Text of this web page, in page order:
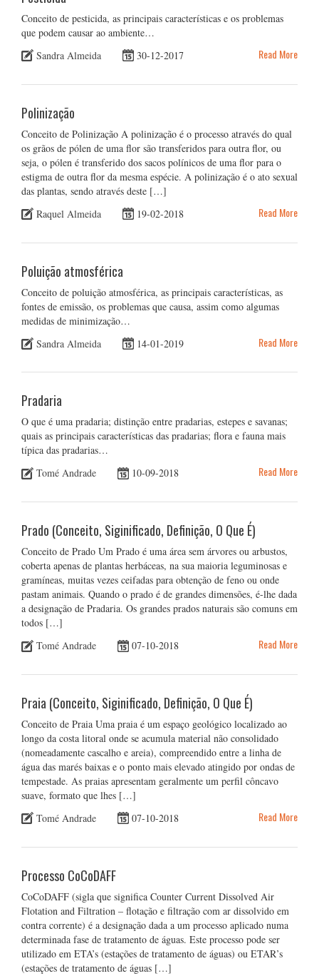
Conceito de pesticida, as principais características e os problemas
que podem causar ao ambiente…
Sandra Almeida
30-12-2017 Read More
Polinização
Conceito de Polinização A polinização é o processo através do qual
os grãos de pólen de uma flor são transferidos para outra flor, ou
seja, o pólen é transferido dos sacos polínicos de uma flor para o
estigma de outra flor da mesma espécie. A polinização é o ato sexual
das plantas, sendo através deste […]
Raquel Almeida
19-02-2018 Read More
Poluição atmosférica
Conceito de poluição atmosférica, as principais características, as
fontes de emissão, os problemas que causa, assim como algumas
medidas de minimização…
Sandra Almeida
14-01-2019 Read More
Pradaria
O que é uma pradaria; distinção entre pradarias, estepes e savanas;
quais as principais características das pradarias; flora e fauna mais
típica das pradarias…
Tomé Andrade
10-09-2018 Read More
Prado (Conceito, Siginificado, Definição, O Que É)
Conceito de Prado Um Prado é uma área sem árvores ou arbustos,
coberta apenas de plantas herbáceas, na sua maioria leguminosas e
gramíneas, muitas vezes ceifadas para obtenção de feno ou onde
pastam animais. Quando o prado é de grandes dimensões, é-lhe dada
a designação de Pradaria. Os grandes prados naturais são comuns em
todos […]
Tomé Andrade
07-10-2018 Read More
Praia (Conceito, Siginificado, Definição, O Que É)
Conceito de Praia Uma praia é um espaço geológico localizado ao
longo da costa litoral onde se acumula material não consolidado
(nomeadamente cascalho e areia), compreendido entre a linha de
água das marés baixas e o ponto mais elevado atingido por ondas de
tempestade. As praias apresentam geralmente um perfil côncavo
suave, formato que lhes […]
Tomé Andrade
07-10-2018 Read More
Processo CoCoDAFF
CoCoDAFF (sigla que significa Counter Current Dissolved Air
Flotation and Filtration – flotação e filtração com ar dissolvido em
contra corrente) é a designação dada a um processo aplicado numa
determinada fase de tratamento de águas. Este processo pode ser
utilizado em ETA’s (estações de tratamento de águas) ou ETAR’s
(estações de tratamento de águas […]